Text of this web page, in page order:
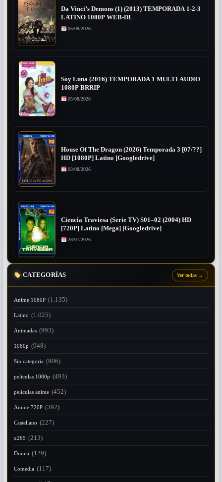
Da Vinci’s Demons (1) (2013) TEMPORADA 1-2-3
LATINO 1080P WEB-DL
05/08/2026
Soy Luna (2016) TEMPORADA 1 MULTI AUDIO
1080P BRRIP
05/08/2026
House Of The Dragon (2026) Temporada 3 [07/??]
HD [1080P] Latino [Googledrive]
03/08/2026
Ciencia Traviesa (Serie TV) S01–02 (2004) HD
[720P] Latino [Mega] [Googledrive]
28/07/2026
CATEGORÍAS Ver todas →
Anime 1080P (1.135)
Latino (1.025)
Animadas (993)
1080p (948)
Sin categoria (906)
peliculas 1080p (493)
peliculas anime (452)
Anime 720P (392)
Castellano (227)
x265 (213)
Drama (129)
Comedia (117)